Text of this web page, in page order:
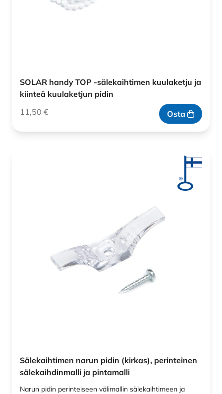
SOLAR handy TOP -sälekaihtimen kuulaketju ja
kiinteä kuulaketjun pidin
11,50 € Osta
Sälekaihtimen narun pidin (kirkas), perinteinen
sälekaihdinmalli ja pintamalli
Narun pidin perinteiseen välimallin sälekaihtimeen ja